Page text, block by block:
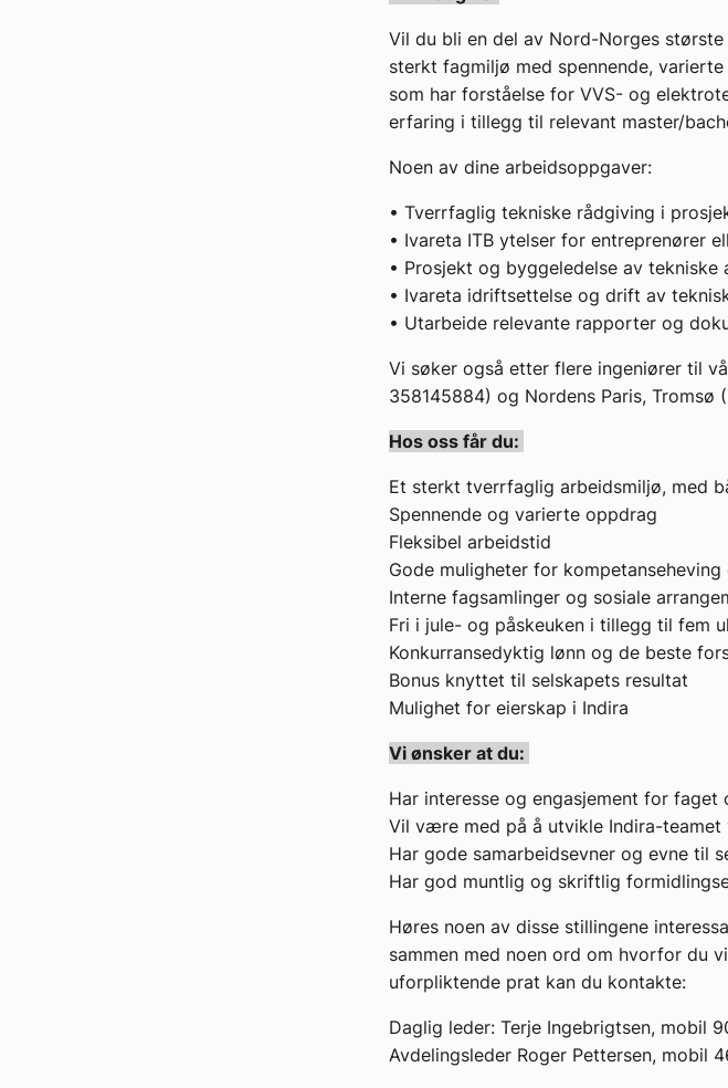
Vil du bli en del av Nord-Norges
sterkt fagmiljø med spennende,
som har forståelse for VVS- og
erfaring i tillegg til relevant master/
Noen av dine arbeidsoppgaver:
• Tverrfaglig tekniske rådgiving i
• Ivareta ITB ytelser for entreprenører
• Prosjekt og byggeledelse av tekniske
• Ivareta idriftsettelse og drift av
• Utarbeide relevante rapporter og
Vi søker også etter flere ingeniører til
358145884) og Nordens Paris, Tromsø
Hos oss får du:
Et sterkt tverrfaglig arbeidsmiljø, med
Spennende og varierte oppdrag
Fleksibel arbeidstid
Gode muligheter for
Interne fagsamlinger og sosiale
Fri i jule- og påskeuken i tillegg til fem
Konkurransedyktig lønn og de beste
Bonus knyttet til selskapets resultat
Mulighet for eierskap i Indira
Vi ønsker at du:
Har interesse og engasjement for faget
Vil være med på å utvikle Indira-
Har gode samarbeidsevner og evne til
Har god muntlig og skriftlig
Høres noen av disse stillingene
sammen med noen ord om hvorfor du
uforpliktende prat kan du kontakte:
Daglig leder: Terje Ingebrigtsen, mobil
Avdelingsleder Roger Pettersen, mobil